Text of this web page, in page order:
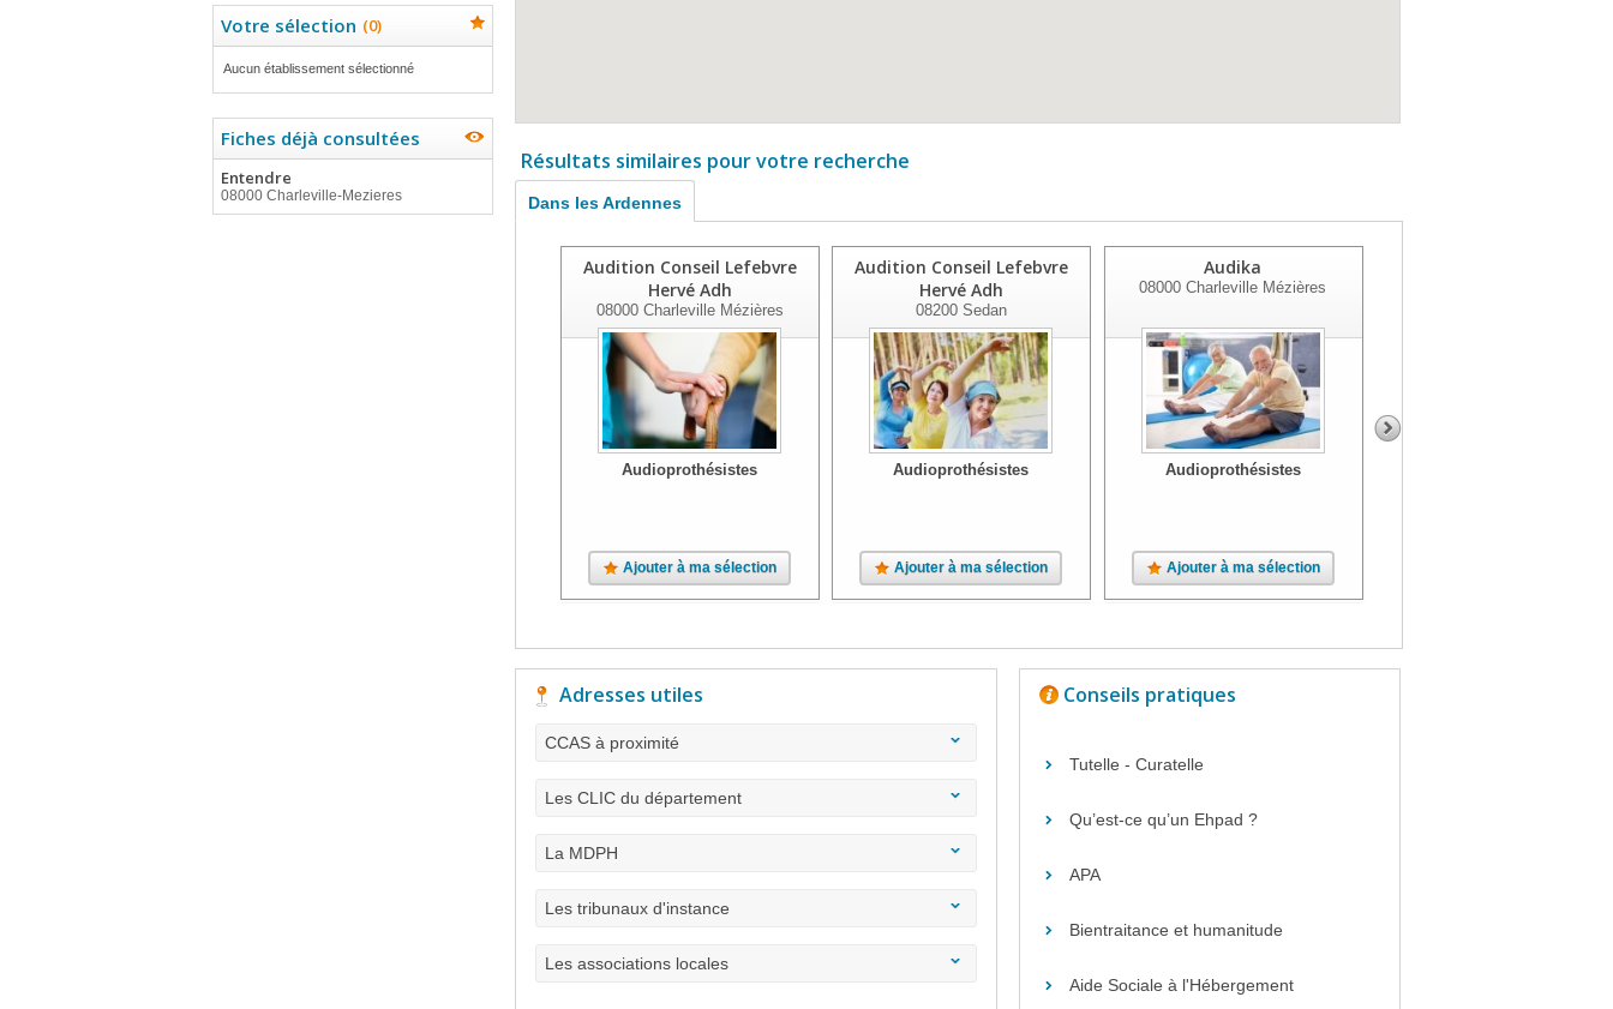
Votre sélection (0)
Aucun établissement sélectionné
Fiches déjà consultées
Entendre
08000 Charleville-Mezieres
Résultats similaires pour votre recherche
Dans les Ardennes
Audition Conseil Lefebvre
Hervé Adh
08000Charleville Mézières
Audioprothésistes
Ajouter à ma sélection
Audition Conseil Lefebvre
Hervé Adh
08200Sedan
Audioprothésistes
Ajouter à ma sélection
Audika
08000 Charleville Mézières
Audioprothésistes
Ajouter à ma sélection
Adresses utiles
CCAS à proximité
Les CLIC du département
La MDPH
Les tribunaux d'instance
Les associations locales
Conseils pratiques
Tutelle - Curatelle
Qu’est-ce qu’un Ehpad ?
APA
Bientraitance et humanitude
Aide Sociale à l'Hébergement